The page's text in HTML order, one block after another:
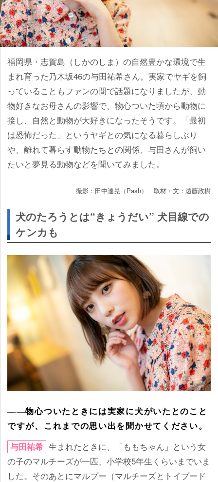
福岡県・志賀島（しかのしま）の自然豊かな環境で生
まれ育った乃木坂46の与田祐希さん。実家でヤギを飼
っていることもファンの間で話題になりましたが、動
物好きなお母さんの影響で、物心ついた頃から動物に
接し、自然と動物が大好きになったそうです。「最初
は恐怖だった」というヤギとの気になる暮らしぶり
、離れて暮らす動物たちとの関係、与田さんが飼い
たいと夢見る動物などを聞いてみました。
撮影：田中達晃（Pash） 取材・文：遠藤政樹
犬のたろうとは“きょうだい” 犬目線での
ケンカも
――物心ついたときには実家に犬がいたとのこと
ですが、これまでの思い出を聞かせてください。
与田祐希 生まれたときに、「ももちゃん」という女
の子のマルチーズが一匹、小学校5年生くらいまでいま
した。そのあとにマルプー（マルチーズとトイプード